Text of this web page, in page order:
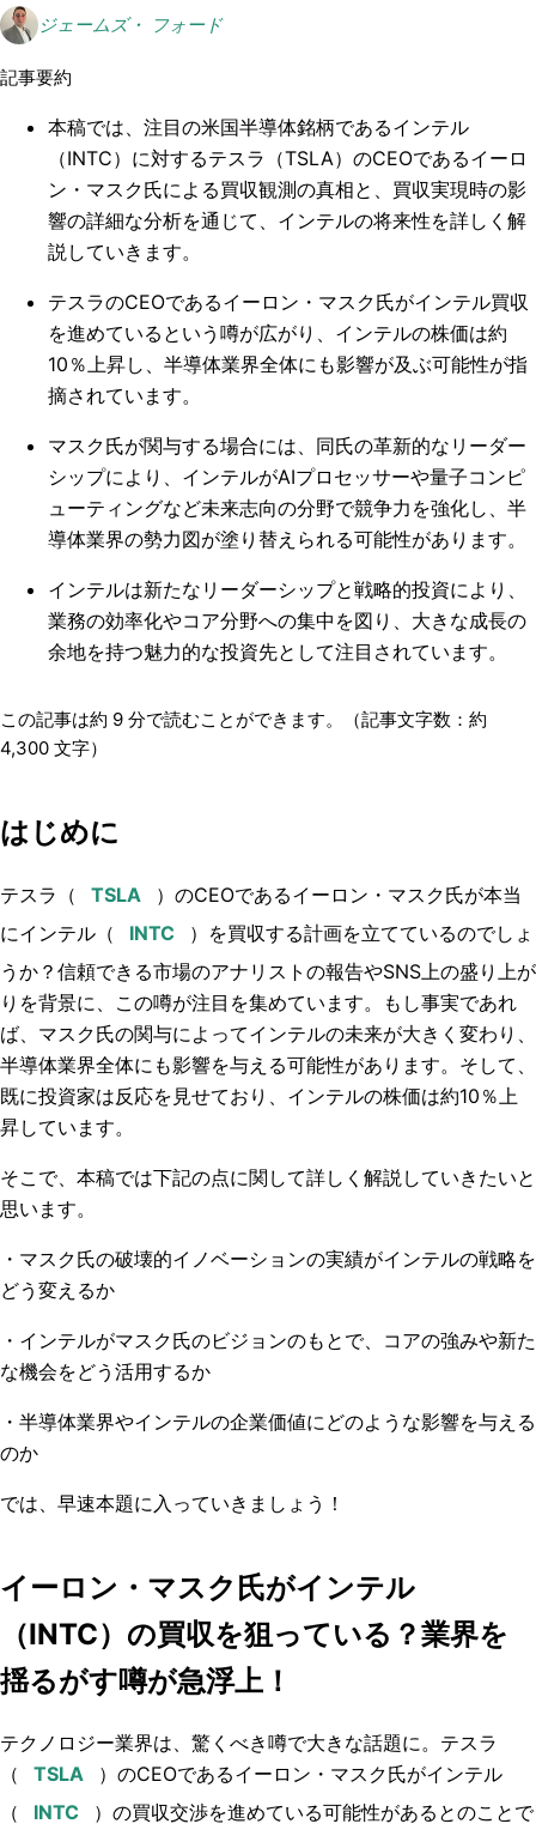
ジェームズ・ フォード
記事要約
本稿では、注目の米国半導体銘柄であるインテル
（INTC）に対するテスラ（TSLA）のCEOであるイーロ
ン・マスク氏による買収観測の真相と、買収実現時の影
響の詳細な分析を通じて、インテルの将来性を詳しく解
説していきます。
テスラのCEOであるイーロン・マスク氏がインテル買収
を進めているという噂が広がり、インテルの株価は約
10％上昇し、半導体業界全体にも影響が及ぶ可能性が指
摘されています。
マスク氏が関与する場合には、同氏の革新的なリーダー
シップにより、インテルがAIプロセッサーや量子コンピ
ューティングなど未来志向の分野で競争力を強化し、半
導体業界の勢力図が塗り替えられる可能性があります。
インテルは新たなリーダーシップと戦略的投資により、
業務の効率化やコア分野への集中を図り、大きな成長の
余地を持つ魅力的な投資先として注目されています。
この記事は約 9 分で読むことができます。（記事文字数：約
4,300 文字）
はじめに
テスラ（
）のCEOであるイーロン・マスク氏が本当
にインテル（
）を買収する計画を立てているのでしょ
うか？信頼できる市場のアナリストの報告やSNS上の盛り上が
りを背景に、この噂が注目を集めています。もし事実であれ
ば、マスク氏の関与によってインテルの未来が大きく変わり、
半導体業界全体にも影響を与える可能性があります。そして、
既に投資家は反応を見せており、インテルの株価は約10％上
昇しています。
そこで、本稿では下記の点に関して詳しく解説していきたいと
思います。
・マスク氏の破壊的イノベーションの実績がインテルの戦略を
どう変えるか
・インテルがマスク氏のビジョンのもとで、コアの強みや新た
な機会をどう活用するか
・半導体業界やインテルの企業価値にどのような影響を与える
のか
では、早速本題に入っていきましょう！
イーロン・マスク氏がインテル
（INTC）の買収を狙っている？業界を
揺るがす噂が急浮上！
テクノロジー業界は、驚くべき噂で大きな話題に。テスラ
（
）のCEOであるイーロン・マスク氏がインテル
（
）の買収交渉を進めている可能性があるとのことで